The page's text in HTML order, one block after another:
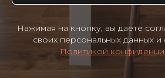
Нажимая на кнопку, вы даете
своих персональных данных и
Политикой